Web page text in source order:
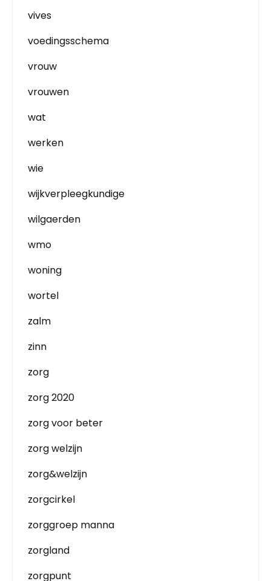
vives
voedingsschema
vrouw
vrouwen
wat
werken
wie
wijkverpleegkundige
wilgaerden
wmo
woning
wortel
zalm
zinn
zorg
zorg 2020
zorg voor beter
zorg welzijn
zorg&welzijn
zorgcirkel
zorggroep manna
zorgland
zorgpunt